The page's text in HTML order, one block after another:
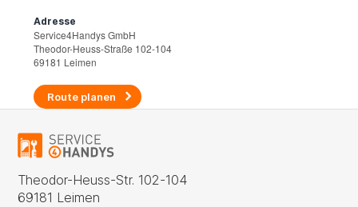
Adresse
Service4Handys GmbH
Theodor-Heuss-Straße 102-104
69181 Leimen
Route planen
Theodor-Heuss-Str. 102-104
69181 Leimen